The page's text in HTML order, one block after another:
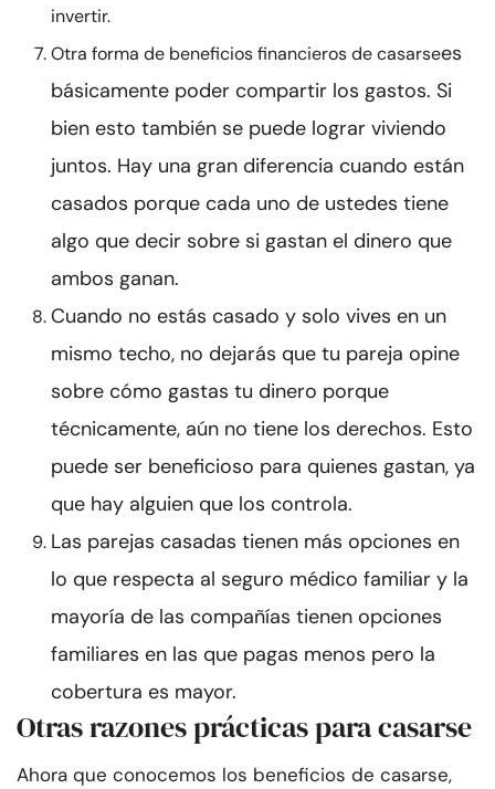
invertir.
Otra forma de beneficios financieros de casarsees
básicamente poder compartir los gastos. Si
bien esto también se puede lograr viviendo
juntos. Hay una gran diferencia cuando están
casados porque cada uno de ustedes tiene
algo que decir sobre si gastan el dinero que
ambos ganan.
Cuando no estás casado y solo vives en un
mismo techo, no dejarás que tu pareja opine
sobre cómo gastas tu dinero porque
técnicamente, aún no tiene los derechos. Esto
puede ser beneficioso para quienes gastan, ya
que hay alguien que los controla.
Las parejas casadas tienen más opciones en
lo que respecta al seguro médico familiar y la
mayoría de las compañías tienen opciones
familiares en las que pagas menos pero la
cobertura es mayor.
Otras razones prácticas para casarse
Ahora que conocemos los beneficios de casarse,